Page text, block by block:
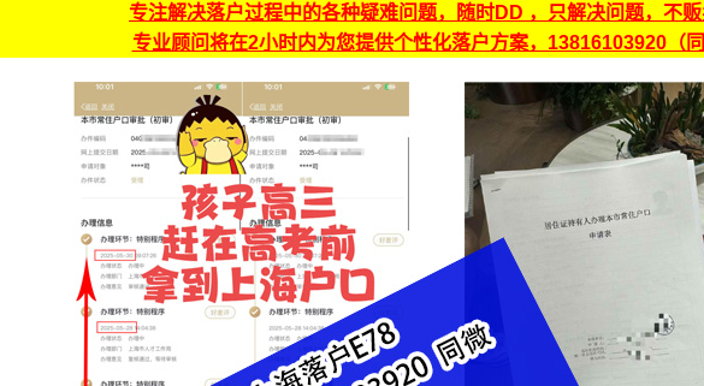
专注解决落户过程中的各种疑难问题，随时DD ，只解决问题，不
专业顾问将在2小时内为您提供个性化落户方案，13816103920（